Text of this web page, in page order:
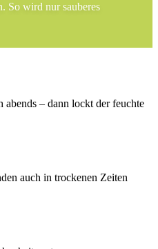
So wird nur sauberes
– dann lockt der feuchte
auch in trockenen Zeiten